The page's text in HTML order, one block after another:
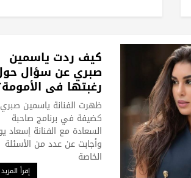
كيف ردت ياسمين
صبري عن سؤال
رغبتها في
ظهرت الفنانة ياسمين صبري
كضيفة في برنامج صاحبة
السعادة مع الفنانة إسعاد
وأجابت عن عدد من الأسئلة
الخاصة
إقرأ المزيد